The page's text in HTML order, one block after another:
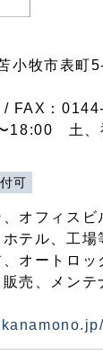
小牧市表町
FAX：
18:00 土、
可
オフィスビ
テル、工場
オートロッ
売、メンテ